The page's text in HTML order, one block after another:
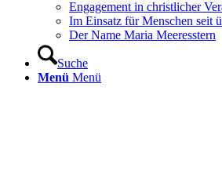
Engagement in christlicher
Im Einsatz für Menschen seit
Der Name Maria Meeresstern
Suche
Menü Menü